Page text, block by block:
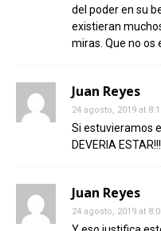
del poder en su
existieran
miras. Que no os
Juan Reyes
24 agosto, 2019 at
Si estuvieramos
DEVERIA
Juan Reyes
24 agosto, 2019 at